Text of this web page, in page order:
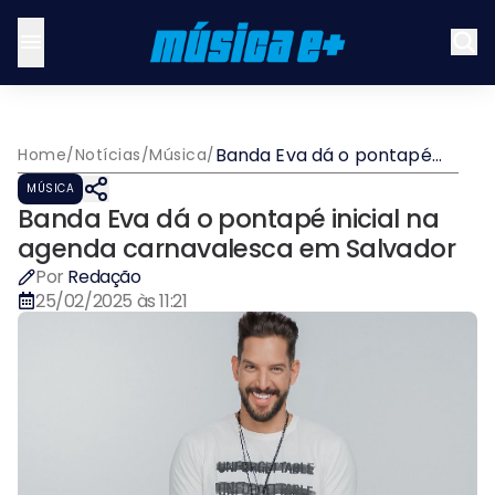
Home/Notícias/Música/Banda Eva dá o pontapé
inicial na agenda
MÚSICA
Banda Eva dá o pontapé inicial na
agenda carnavalesca em Salvador
Por Redação
25/02/2025 às 11:21